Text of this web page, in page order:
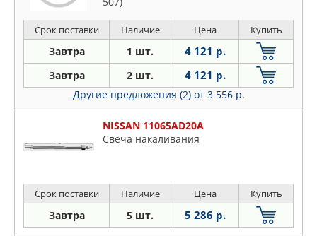
Срок поставки Наличие Цена Купить
Завтра 1 шт. 4 121 р.
Завтра 2 шт. 4 121 р.
Другие предложения (2) от 3 556 р.
NISSAN 11065AD20A
Свеча накаливания
Срок поставки Наличие Цена Купить
Завтра 5 шт. 5 286 р.